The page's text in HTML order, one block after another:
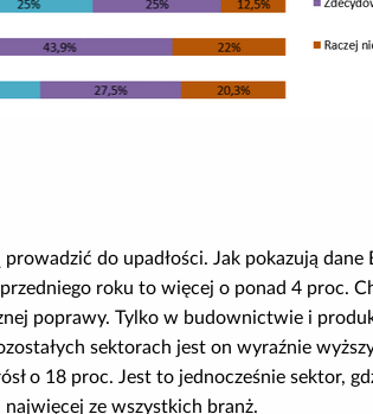
prowadzić do upadłości. Jak pokazują
roku to więcej o ponad 4 proc.
poprawy. Tylko w budownictwie i
sektorach jest on wyraźnie
o 18 proc. Jest to jednocześnie sektor,
ze wszystkich branż.